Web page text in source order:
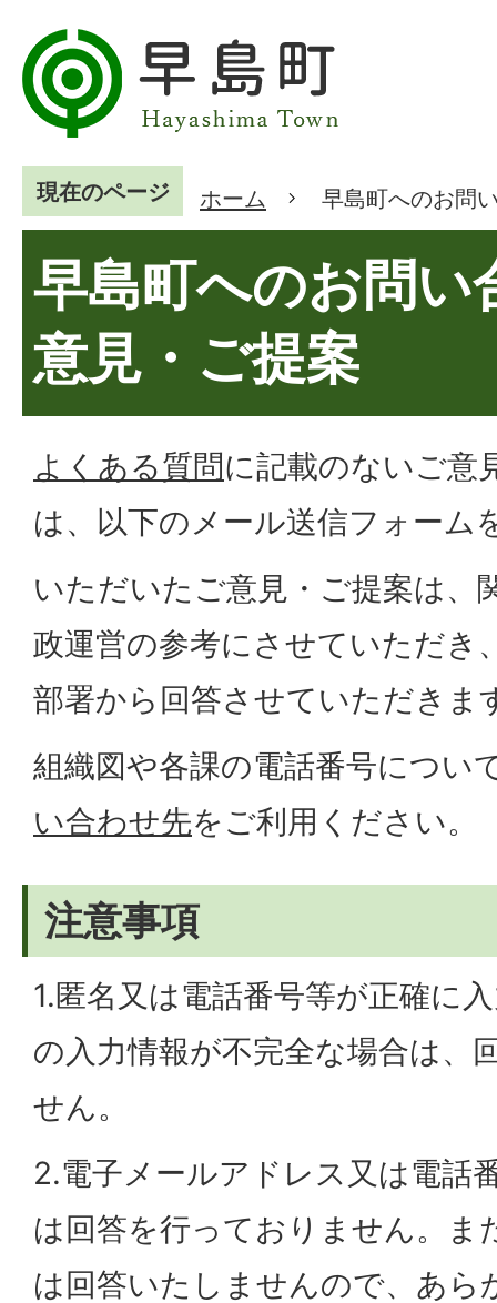
現在のページ ホーム 早島町へのお問
早島町へのお問い
意見・ご提案
よくある質問に記載のないご意
は、以下のメール送信フォーム
いただいたご意見・ご提案は、
政運営の参考にさせていただき
部署から回答させていただきま
組織図や各課の電話番号につい
い合わせ先をご利用ください。
注意事項
1.匿名又は電話番号等が正確に
の入力情報が不完全な場合は、
せん。
2.電子メールアドレス又は電話
は回答を行っておりません。ま
は回答いたしませんので、あら